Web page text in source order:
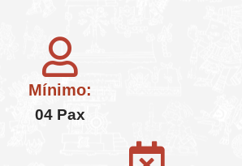
Mínimo:
04 Pax